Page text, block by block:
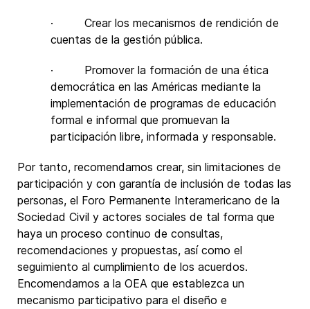
· Crear los mecanismos de rendición de
cuentas de la gestión pública.
· Promover la formación de una ética
democrática en las Américas mediante la
implementación de programas de educación
formal e informal que promuevan la
participación libre, informada y responsable.
Por tanto, recomendamos crear, sin limitaciones de
participación y con garantía de inclusión de todas las
personas, el Foro Permanente Interamericano de la
Sociedad Civil y actores sociales de tal forma que
haya un proceso continuo de consultas,
recomendaciones y propuestas, así como el
seguimiento al cumplimiento de los acuerdos.
Encomendamos a la OEA que establezca un
mecanismo participativo para el diseño e